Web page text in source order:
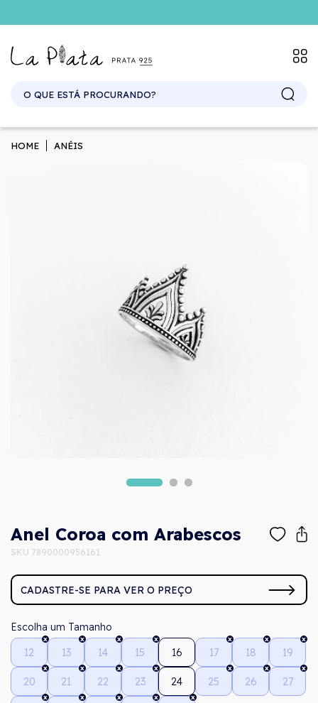
HOME ANÉIS
Anel Coroa com Arabescos
SKU 7890000956161
CADASTRE-SE PARA VER O PREÇO
Tamanho
12
13 14 15 16 17 18 19
20 21 22 23 24 25 26 27